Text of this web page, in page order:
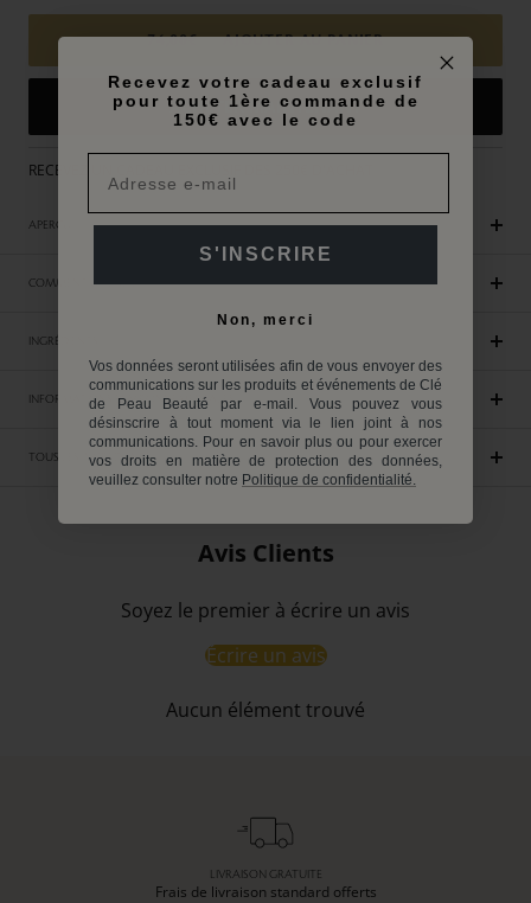
74,00€ AJOUTER AU PANIER
ACHETER MAINTENANT
RECEVEZ UN CADEAU EXCLUSIF DES 250€ D'ACHAT
APERÇU
COMMENT UTILISER
INGRÉDIENTS
INFORMATIONS ENVIRONNEMENTALES
TOUS LES INGRÉDIENTS
Avis Clients
Soyez le premier à écrire un avis
Écrire un avis
Aucun élément trouvé
LIVRAISON GRATUITE
Frais de livraison standard offerts
Recevez votre cadeau exclusif
pour toute 1ère commande de
150€ avec le code
S'INSCRIRE
Non, merci
Vos données seront utilisées afin de vous envoyer des
communications sur les produits et événements de Clé
de Peau Beauté par e-mail. Vous pouvez vous
désinscrire à tout moment via le lien joint à nos
communications. Pour en savoir plus ou pour exercer
vos droits en matière de protection des données,
veuillez consulter notre Politique de confidentialité.